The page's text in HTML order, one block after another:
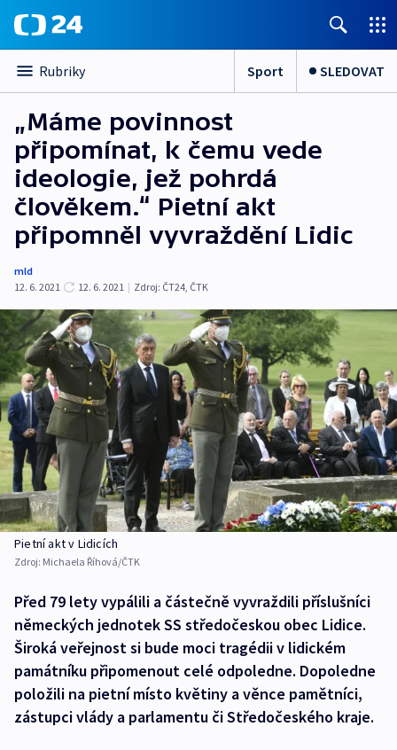
Rubriky Sport SLEDOVAT
„Máme povinnost
připomínat, k čemu vede
ideologie, jež pohrdá
člověkem.“ Pietní akt
připomněl vyvraždění Lidic
mld
12. 6. 2021
12. 6. 2021 | Zdroj: ČT24, ČTK
Pietní akt v Lidicích
Zdroj: Michaela Říhová/ČTK
Před 79 lety vypálili a částečně vyvraždili příslušníci
německých jednotek SS středočeskou obec Lidice.
Široká veřejnost si bude moci tragédii v lidickém
památníku připomenout celé odpoledne. Dopoledne
položili na pietní místo květiny a věnce pamětníci,
zástupci vlády a parlamentu či Středočeského kraje.